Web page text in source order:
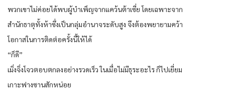
พวกเขาไม่ค่อยได้พบผู้บำเพ็ญจากแคว้นต้าเซี่ย โดยเฉพาะจาก
สำนักธาตุทั้งห้าซึ่งเป็นกลุ่มอำนาจระดับสูง จึงต้องพยายามคว้า
โอกาสในการติดต่อครั้งนี้ให้ได้
“ก็ดี”
เมิ่งจิ่งโจวตอบตกลงอย่างรวดเร็ว ในเมื่อไม่มีธุระอะไร ก็ไปเยี่ยม
เกาะฟางซานสักหน่อย